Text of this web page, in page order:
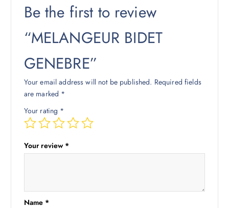
Be the first to review
“MELANGEUR BIDET
GENEBRE”
Your email address will not be published. Required fields
are marked *
Your rating *
Your review *
Name *